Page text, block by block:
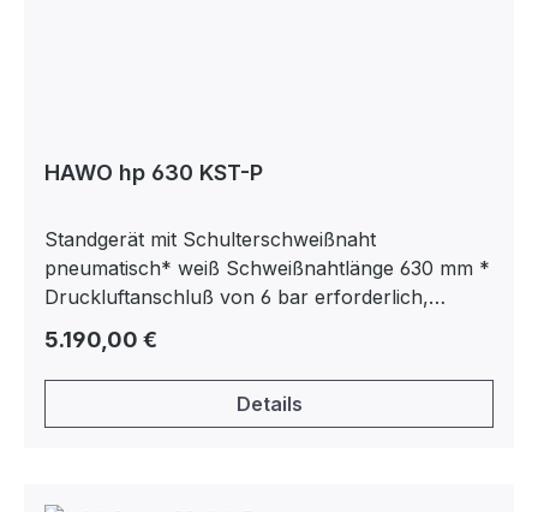
HAWO hp 630 KST-P
Standgerät mit Schulterschweißnaht
pneumatisch* weiß Schweißnahtlänge 630 mm *
Druckluftanschluß von 6 bar erforderlich,
Anschluß 1/4 Zoll
Regulärer Preis:
5.190,00 €
Details